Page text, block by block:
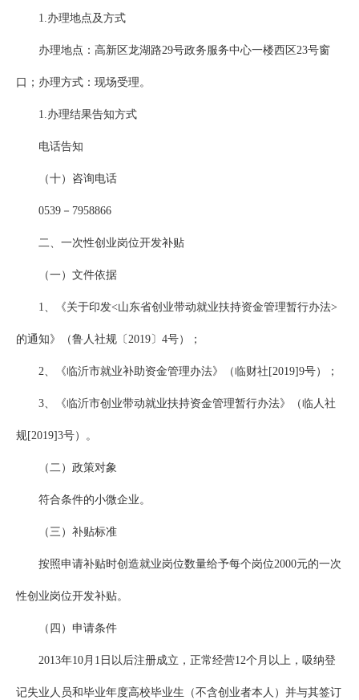
1.办理地点及方式
办理地点：高新区龙湖路29号政务服务中心一楼西区23号窗
口；办理方式：现场受理。
1.办理结果告知方式
电话告知
（十）咨询电话
0539－7958866
二、一次性创业岗位开发补贴
（一）文件依据
1、《关于印发<山东省创业带动就业扶持资金管理暂行办法>
的通知》（鲁人社规〔2019〕4号）；
2、《临沂市就业补助资金管理办法》（临财社[2019]9号）；
3、《临沂市创业带动就业扶持资金管理暂行办法》（临人社
规[2019]3号）。
（二）政策对象
符合条件的小微企业。
（三）补贴标准
按照申请补贴时创造就业岗位数量给予每个岗位2000元的一次
性创业岗位开发补贴。
（四）申请条件
2013年10月1日以后注册成立，正常经营12个月以上，吸纳登
记失业人员和毕业年度高校毕业生（不含创业者本人）并与其签订